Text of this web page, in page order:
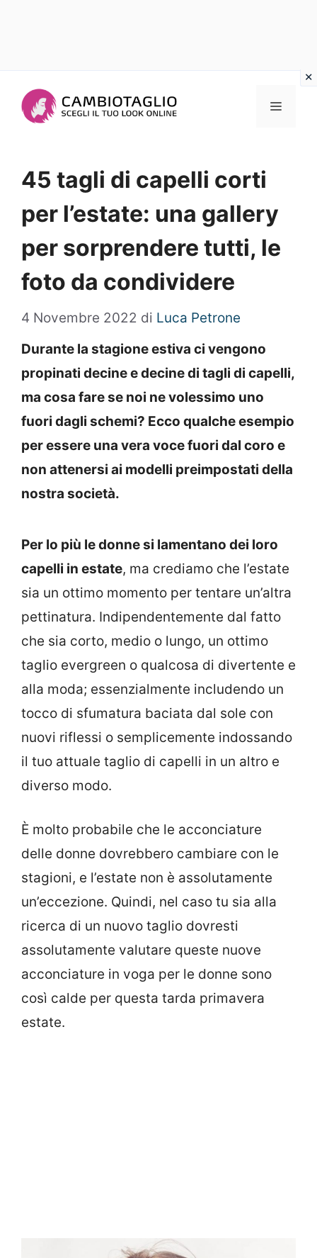
Menu
45 tagli di capelli corti
per l’estate: una gallery
per sorprendere tutti, le
foto da condividere
4 Novembre 2022 di Luca Petrone
Durante la stagione estiva ci vengono
propinati decine e decine di tagli di capelli,
ma cosa fare se noi ne volessimo uno
fuori dagli schemi? Ecco qualche esempio
per essere una vera voce fuori dal coro e
non attenersi ai modelli preimpostati della
nostra società.
Per lo più le donne si lamentano dei loro
capelli in estate, ma crediamo che l’estate
sia un ottimo momento per tentare un’altra
pettinatura. Indipendentemente dal fatto
che sia corto, medio o lungo, un ottimo
taglio evergreen o qualcosa di divertente e
alla moda; essenzialmente includendo un
tocco di sfumatura baciata dal sole con
nuovi riflessi o semplicemente indossando
il tuo attuale taglio di capelli in un altro e
diverso modo.
È molto probabile che le acconciature
delle donne dovrebbero cambiare con le
stagioni, e l’estate non è assolutamente
un’eccezione. Quindi, nel caso tu sia alla
ricerca di un nuovo taglio dovresti
assolutamente valutare queste nuove
acconciature in voga per le donne sono
così calde per questa tarda primavera
estate.